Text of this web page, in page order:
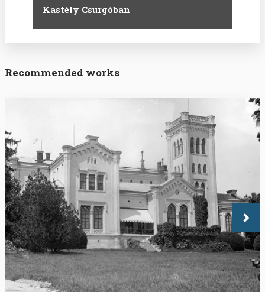
Kastély Csurgóban
Recommended works